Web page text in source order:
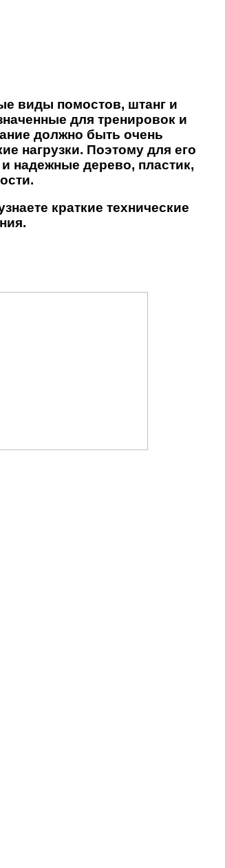
виды помостов, штанг и
для тренировок и
должно быть очень
нагрузки. Поэтому для его
надежные дерево, пластик,
краткие технические